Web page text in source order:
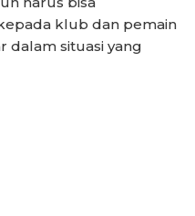
klub dan pemain
dalam situasi yang